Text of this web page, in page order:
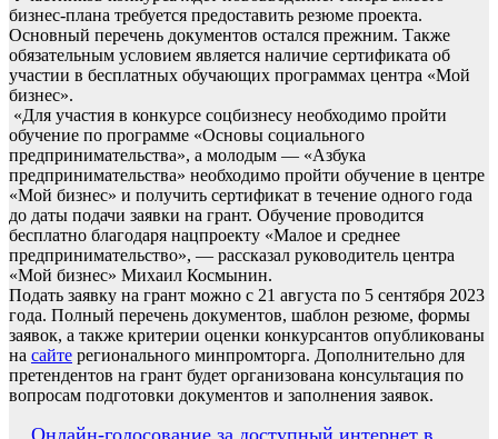
бизнес-плана требуется предоставить резюме проекта.
Основный перечень документов остался прежним. Также
обязательным условием является наличие сертификата об
участии в бесплатных обучающих программах центра «Мой
бизнес».
«Для участия в конкурсе соцбизнесу необходимо пройти
обучение по программе «Основы социального
предпринимательства», а молодым — «Азбука
предпринимательства» необходимо пройти обучение в центре
«Мой бизнес» и получить сертификат в течение одного года
до даты подачи заявки на грант. Обучение проводится
бесплатно благодаря нацпроекту «Малое и среднее
предпринимательство», — рассказал руководитель центра
«Мой бизнес» Михаил Космынин.
Подать заявку на грант можно с 21 августа по 5 сентября 2023
года. Полный перечень документов, шаблон резюме, формы
заявок, а также критерии оценки конкурсантов опубликованы
на сайте регионального минпромторга. Дополнительно для
претендентов на грант будет организована консультация по
вопросам подготовки документов и заполнения заявок.
Онлайн-голосование за доступный интернет в